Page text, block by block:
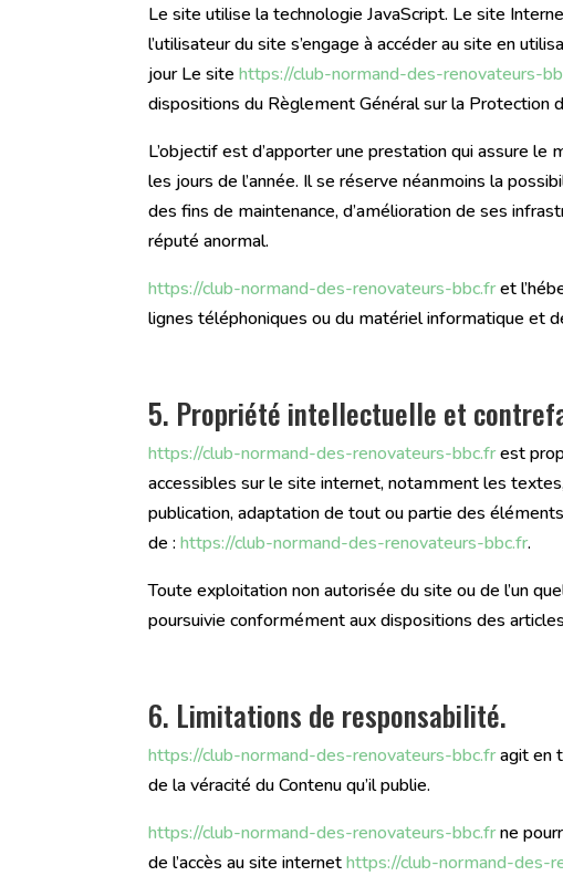
Le site utilise la technologie JavaScript. Le site
l’utilisateur du site s’engage à accéder au site en
jour Le site https://club-normand-des-renovateurs-
dispositions du Règlement Général sur la Protection
L’objectif est d’apporter une prestation qui assure le
les jours de l’année. Il se réserve néanmoins la
des fins de maintenance, d’amélioration de ses
réputé anormal.
https://club-normand-des-renovateurs-bbc.fret
lignes téléphoniques ou du matériel informatique et
5. Propriété intellectuelle et
https://club-normand-des-renovateurs-bbc.frest
accessibles sur le site internet, notamment les
publication, adaptation de tout ou partie des
de : https://club-normand-des-renovateurs-bbc.fr.
Toute exploitation non autorisée du site ou de l’un
poursuivie conformément aux dispositions des
6. Limitations de responsabilité.
https://club-normand-des-renovateurs-bbc.fragit en
de la véracité du Contenu qu’il publie.
https://club-normand-des-renovateurs-bbc.frne
de l’accès au site internet https://club-normand-des-